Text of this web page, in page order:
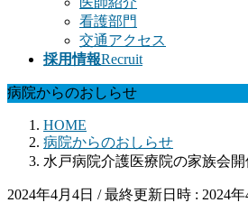
看護部門
交通アクセス
採用情報Recruit
病院からのおしらせ
HOME
病院からのおしらせ
水戸病院介護医療院の家族会
2024年4月4日 / 最終更新日時 : 2024年